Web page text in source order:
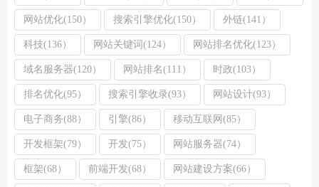
网站优化(150） 搜索引擎优化(150） 外链(141）
科技(136） 网站关键词(124） 网站排名优化(123）
域名服务器(120） 网站排名(111） 时政(103）
排名优化(95） 搜索引擎收录(93） 网站设计(93）
电子商务(88） 引擎(86） 移动互联网(85）
开发框架(79） 开发(75） 网站服务器(74）
框架(68） 前端开发(68） 网站建设方案(66）